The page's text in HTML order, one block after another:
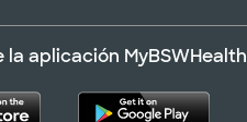
la aplicación MyBSWHealth